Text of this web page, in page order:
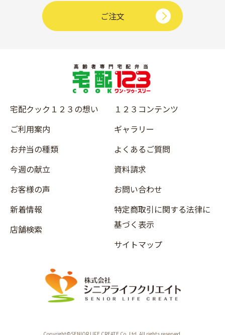
ご注文
宅配クック１２３の想い
ご利用案内
お弁当の種類
今週の献立
お客様の声
新着情報
店舗検索
１２３コンテンツ
ギャラリー
よくあるご質問
資料請求
お問い合わせ
特定商取引に関する法律に
基づく表示
サイトマップ